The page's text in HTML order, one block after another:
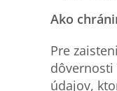
Ako
Pre
dôvernosti
údajov,